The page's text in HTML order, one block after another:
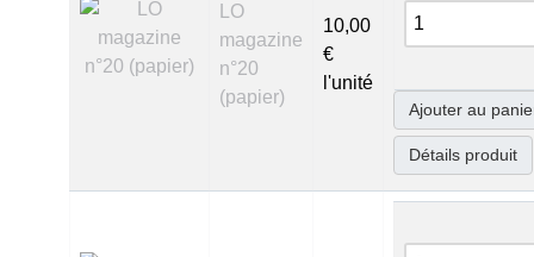
LO
magazine
n°20
(papier)
10,00
€
l'unité
Ajouter au
Détails produit